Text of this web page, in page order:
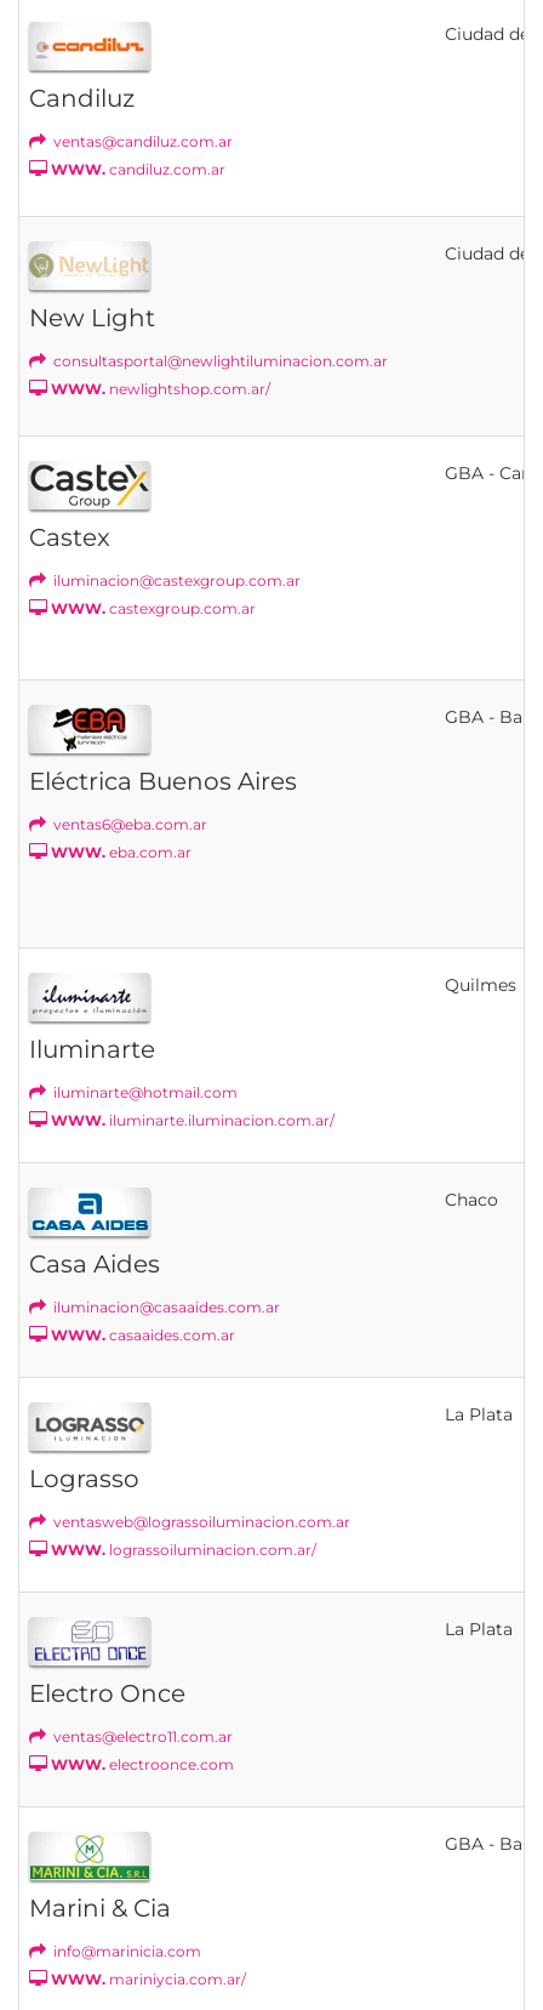
Candiluz
ventas@candiluz.com.ar
WWW. candiluz.com.ar
Ciudad de
New Light
consultasportal@newlightiluminacion.com.ar
WWW. newlightshop.com.ar/
Ciudad de
Castex
iluminacion@castexgroup.com.ar
WWW. castexgroup.com.ar
GBA -
Eléctrica Buenos Aires
ventas6@eba.com.ar
WWW. eba.com.ar
GBA -
Iluminarte
iluminarte@hotmail.com
WWW. iluminarte.iluminacion.com.ar/
Quilmes
Casa Aides
iluminacion@casaaides.com.ar
WWW. casaaides.com.ar
Chaco
Lograsso
ventasweb@lograssoiluminacion.com.ar
WWW. lograssoiluminacion.com.ar/
La Plata
Electro Once
ventas@electro11.com.ar
WWW. electroonce.com
La Plata
Marini & Cia
info@marinicia.com
WWW. mariniycia.com.ar/
GBA -